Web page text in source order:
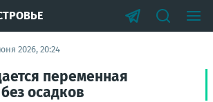
2026, 20:24
переменная
осадков